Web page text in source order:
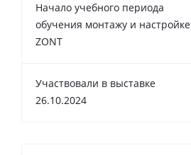
Начало учебного периода
обучения монтажу и настройке
ZONT
Участвовали в выставке
26.10.2024